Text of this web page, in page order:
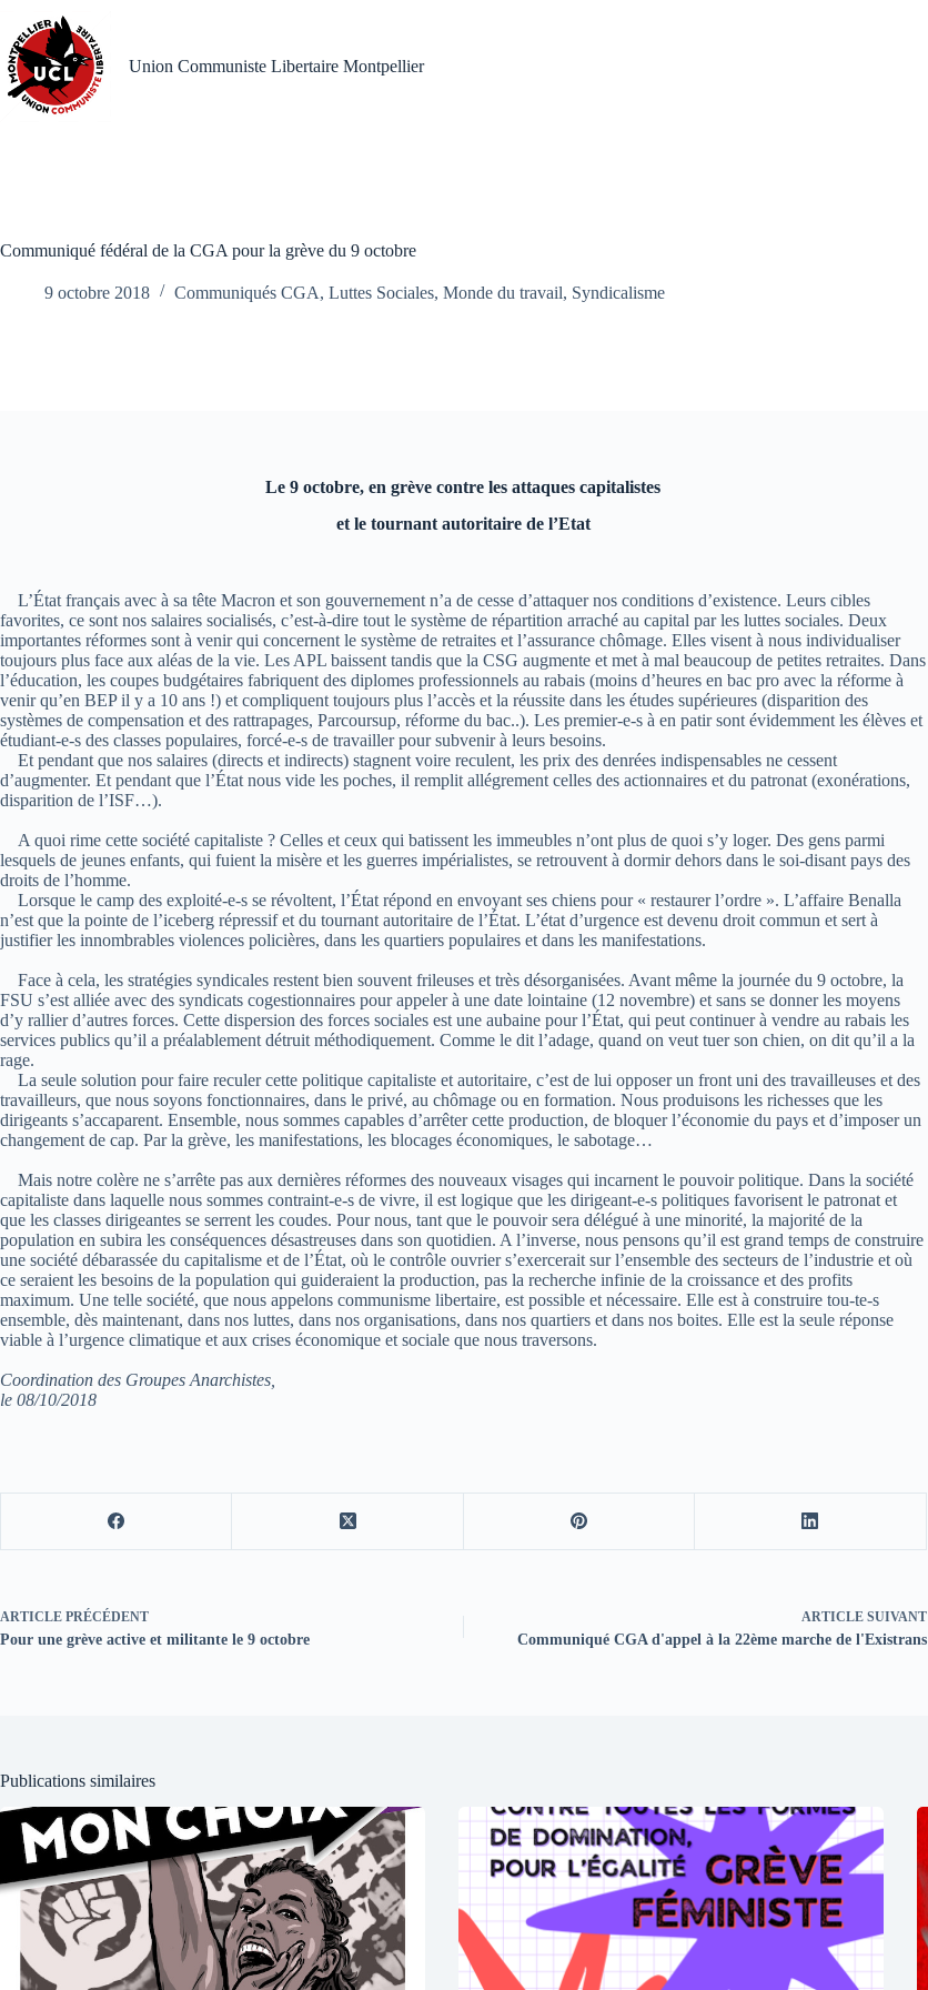
contenu
Union Communiste Libertaire Montpellier
Communiqué fédéral de la CGA pour la grève du 9 octobre
9 octobre 2018 Communiqués CGA, Luttes Sociales, Monde du travail, Syndicalisme
Le 9 octobre, en grève contre les attaques capitalistes
et le tournant autoritaire de l’Etat
L’État français avec à sa tête Macron et son gouvernement n’a de cesse d’attaquer nos conditions d’existence. Leurs cibles
favorites, ce sont nos salaires socialisés, c’est-à-dire tout le système de répartition arraché au capital par les luttes sociales. Deux
importantes réformes sont à venir qui concernent le système de retraites et l’assurance chômage. Elles visent à nous individualiser
toujours plus face aux aléas de la vie. Les APL baissent tandis que la CSG augmente et met à mal beaucoup de petites retraites. Dans
l’éducation, les coupes budgétaires fabriquent des diplomes professionnels au rabais (moins d’heures en bac pro avec la réforme à
venir qu’en BEP il y a 10 ans !) et compliquent toujours plus l’accès et la réussite dans les études supérieures (disparition des
systèmes de compensation et des rattrapages, Parcoursup, réforme du bac..). Les premier-e-s à en patir sont évidemment les élèves et
étudiant-e-s des classes populaires, forcé-e-s de travailler pour subvenir à leurs besoins.
Et pendant que nos salaires (directs et indirects) stagnent voire reculent, les prix des denrées indispensables ne cessent
d’augmenter. Et pendant que l’État nous vide les poches, il remplit allégrement celles des actionnaires et du patronat (exonérations,
disparition de l’ISF…).
A quoi rime cette société capitaliste ? Celles et ceux qui batissent les immeubles n’ont plus de quoi s’y loger. Des gens parmi
lesquels de jeunes enfants, qui fuient la misère et les guerres impérialistes, se retrouvent à dormir dehors dans le soi-disant pays des
droits de l’homme.
Lorsque le camp des exploité-e-s se révoltent, l’État répond en envoyant ses chiens pour « restaurer l’ordre ». L’affaire Benalla
n’est que la pointe de l’iceberg répressif et du tournant autoritaire de l’État. L’état d’urgence est devenu droit commun et sert à
justifier les innombrables violences policières, dans les quartiers populaires et dans les manifestations.
Face à cela, les stratégies syndicales restent bien souvent frileuses et très désorganisées. Avant même la journée du 9 octobre, la
FSU s’est alliée avec des syndicats cogestionnaires pour appeler à une date lointaine (12 novembre) et sans se donner les moyens
d’y rallier d’autres forces. Cette dispersion des forces sociales est une aubaine pour l’État, qui peut continuer à vendre au rabais les
services publics qu’il a préalablement détruit méthodiquement. Comme le dit l’adage, quand on veut tuer son chien, on dit qu’il a la
rage.
La seule solution pour faire reculer cette politique capitaliste et autoritaire, c’est de lui opposer un front uni des travailleuses et des
travailleurs, que nous soyons fonctionnaires, dans le privé, au chômage ou en formation. Nous produisons les richesses que les
dirigeants s’accaparent. Ensemble, nous sommes capables d’arrêter cette production, de bloquer l’économie du pays et d’imposer un
changement de cap. Par la grève, les manifestations, les blocages économiques, le sabotage…
Mais notre colère ne s’arrête pas aux dernières réformes des nouveaux visages qui incarnent le pouvoir politique. Dans la société
capitaliste dans laquelle nous sommes contraint-e-s de vivre, il est logique que les dirigeant-e-s politiques favorisent le patronat et
que les classes dirigeantes se serrent les coudes. Pour nous, tant que le pouvoir sera délégué à une minorité, la majorité de la
population en subira les conséquences désastreuses dans son quotidien. A l’inverse, nous pensons qu’il est grand temps de construire
une société débarassée du capitalisme et de l’État, où le contrôle ouvrier s’exercerait sur l’ensemble des secteurs de l’industrie et où
ce seraient les besoins de la population qui guideraient la production, pas la recherche infinie de la croissance et des profits
maximum. Une telle société, que nous appelons communisme libertaire, est possible et nécessaire. Elle est à construire tou-te-s
ensemble, dès maintenant, dans nos luttes, dans nos organisations, dans nos quartiers et dans nos boites. Elle est la seule réponse
viable à l’urgence climatique et aux crises économique et sociale que nous traversons.
Coordination des Groupes Anarchistes,
le 08/10/2018
ARTICLE PRÉCÉDENT
Pour une grève active et militante le 9 octobre
ARTICLESUIVANT
Communiqué CGA d'appel à la 22ème marche de l'Existrans
Publications similaires